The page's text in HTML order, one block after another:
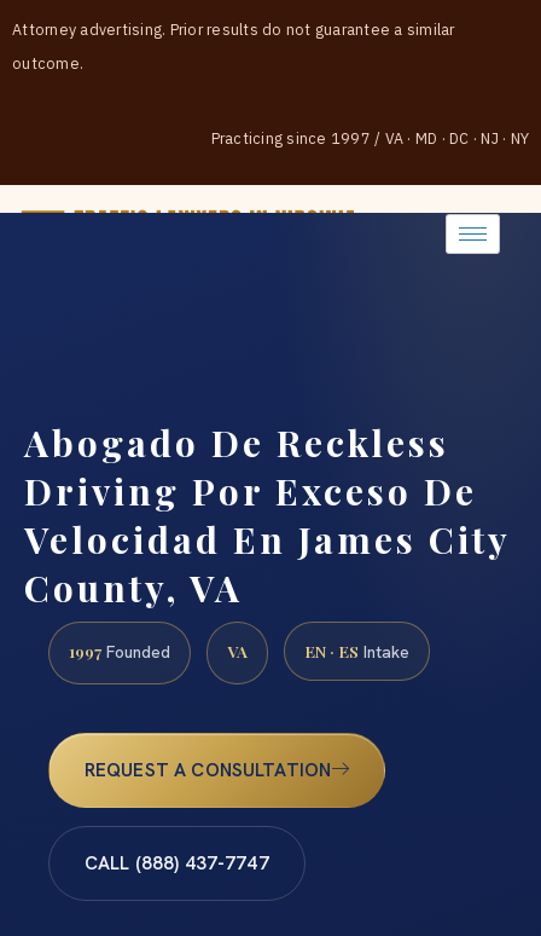
Attorney advertising. Prior results do not guarantee a similar
outcome.
Practicing since 1997 / VA · MD · DC · NJ · NY
Abogado De Reckless
Driving Por Exceso De
Velocidad En James City
County, VA
1997 Founded VA EN · ES Intake
REQUEST A CONSULTATION
CALL (888) 437-7747